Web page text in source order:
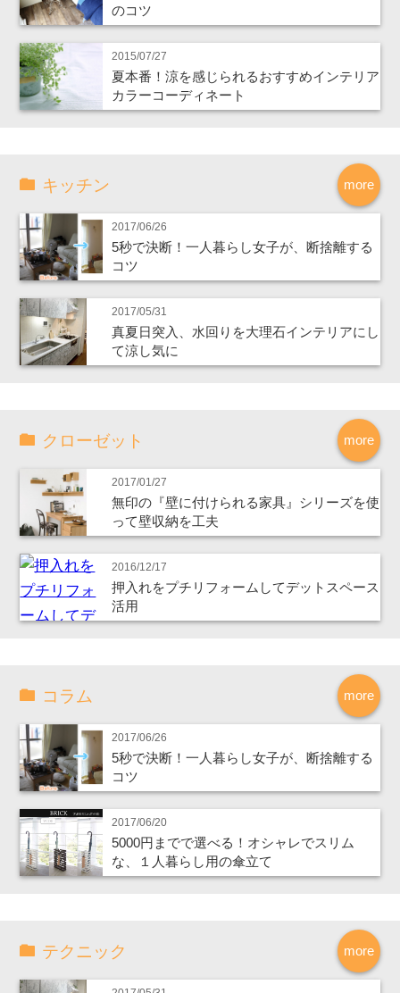
のコツ
2015/07/27
夏本番！涼を感じられるおすすめインテリア
カラーコーディネート
more
キッチン
2017/06/26
5秒で決断！一人暮らし女子が、断捨離する
コツ
2017/05/31
真夏日突入、水回りを大理石インテリアにし
て涼し気に
more
クローゼット
2017/01/27
無印の『壁に付けられる家具』シリーズを使
って壁収納を工夫
2016/12/17
押入れをプチリフォームしてデットスペース
活用
more
コラム
2017/06/26
5秒で決断！一人暮らし女子が、断捨離する
コツ
2017/06/20
5000円までで選べる！オシャレでスリム
な、１人暮らし用の傘立て
more
テクニック